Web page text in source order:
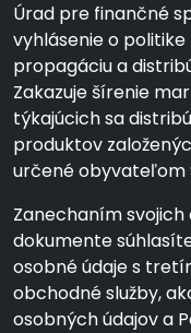
Úrad pre finančné
vyhlásenie o politike
propagáciu a
Zakazuje šírenie
týkajúcich sa
produktov
určené obyvateľom
Zanechaním
dokumente
osobné údaje s
obchodné služby,
osobných údajov a